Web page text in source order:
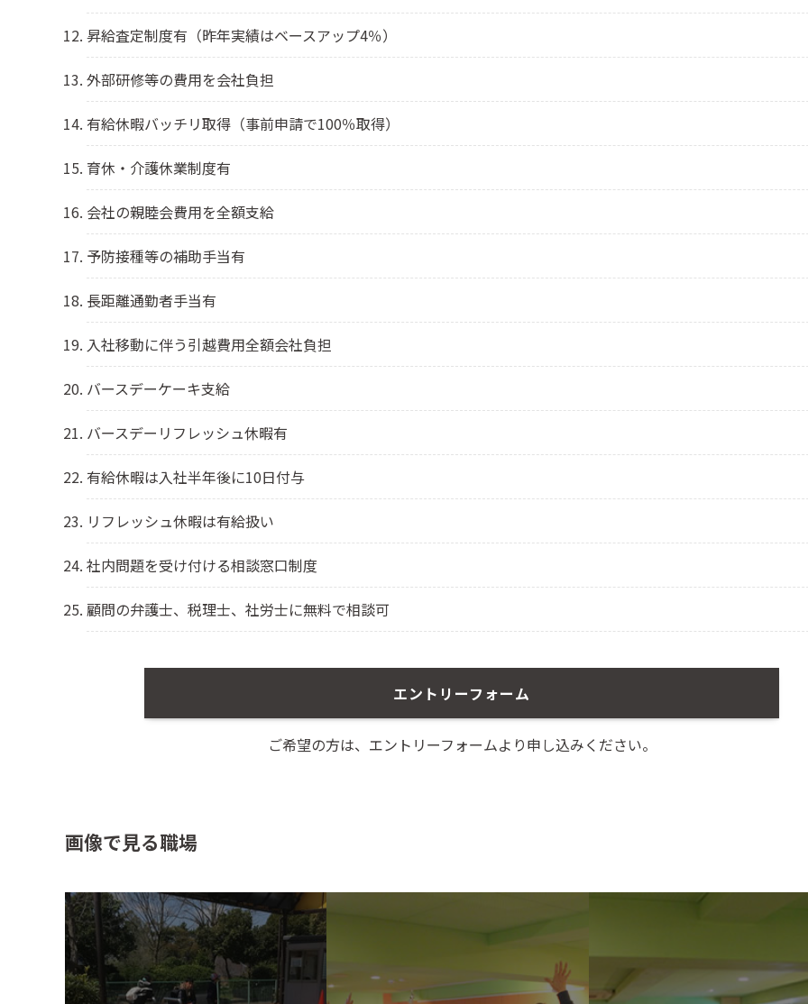
昇給査定制度有（昨年実績はベースアップ4％）
外部研修等の費用を会社負担
有給休暇バッチリ取得（事前申請で100％取得）
育休・介護休業制度有
会社の親睦会費用を全額支給
予防接種等の補助手当有
長距離通勤者手当有
入社移動に伴う引越費用全額会社負担
バースデーケーキ支給
バースデーリフレッシュ休暇有
有給休暇は入社半年後に10日付与
リフレッシュ休暇は有給扱い
社内問題を受け付ける相談窓口制度
顧問の弁護士、税理士、社労士に無料で相談可
エントリーフォーム
ご希望の方は、エントリーフォームより申し込みください。
画像で見る職場